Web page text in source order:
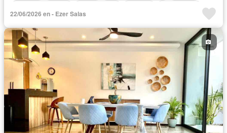
Circuito cerrado de televisión
Cuarto de Limpieza
Gas natural
Televisión por cable
Asador
Zonas verdes
Caseta de vigilancia
Recámara con closet
Conserje
Completamente amueblado
22/06/2026 en - Ezer Salas